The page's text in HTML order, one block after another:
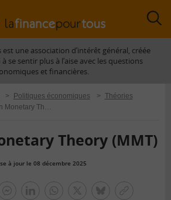
une association d’intérêt général, créée
se sentir plus à l’aise avec les questions
et financières.
> Politiques économiques > Théories
Modern Monetary Theory (MMT)
Theory (MMT)
à jour le 08 décembre 2025